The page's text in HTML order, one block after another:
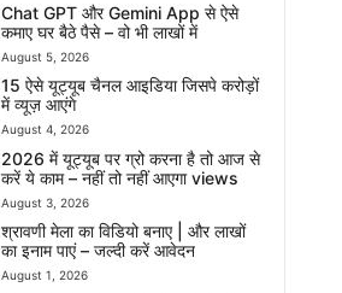
Chat GPT और Gemini App से ऐसे
कमाए घर बैठे पैसे – वो भी लाखों में
August 5, 2026
15 ऐसे यूट्यूब चैनल आइडिया जिसपे करोड़ों
में व्यूज़ आएंगे
August 4, 2026
2026 में यूट्यूब पर ग्रो करना है तो आज से
करें ये काम – नहीं तो नहीं आएगा views
August 3, 2026
श्रावणी मेला का विडियो बनाए | और लाखों
का इनाम पाएं – जल्दी करें आवेदन
August 1, 2026